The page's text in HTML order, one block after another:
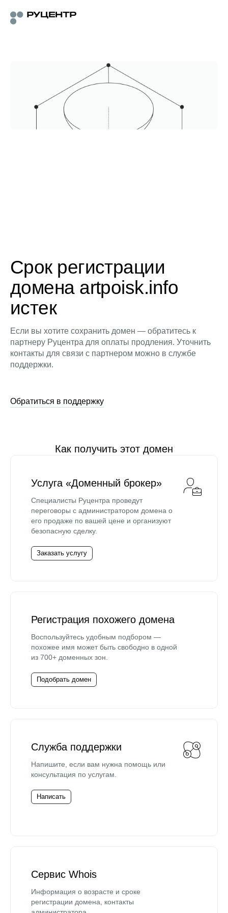
Срок регистрации
домена artpoisk.info
истек
Если вы хотите сохранить домен — обратитесь к
партнеру Руцентра для оплаты продления. Уточнить
контакты для связи с партнером можно в службе
поддержки.
Обратиться в поддержку
Как получить этот домен
Услуга «Доменный брокер»
Специалисты Руцентра проведут
переговоры с администратором домена о
его продаже по вашей цене и организуют
безопасную сделку.
Заказать услугу
Регистрация похожего домена
Воспользуйтесь удобным подбором —
похожее имя может быть свободно в одной
из 700+ доменных зон.
Подобрать домен
Служба поддержки
Напишите, если вам нужна помощь или
консультация по услугам.
Написать
Сервис Whois
Информация о возрасте и сроке
регистрации домена, контакты